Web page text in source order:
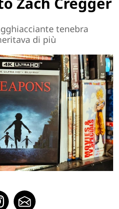
tenebra
di più